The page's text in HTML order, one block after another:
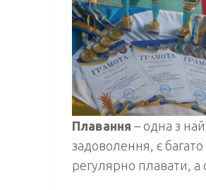
Плавання – одна з
задоволення, є багато
регулярно плавати, а